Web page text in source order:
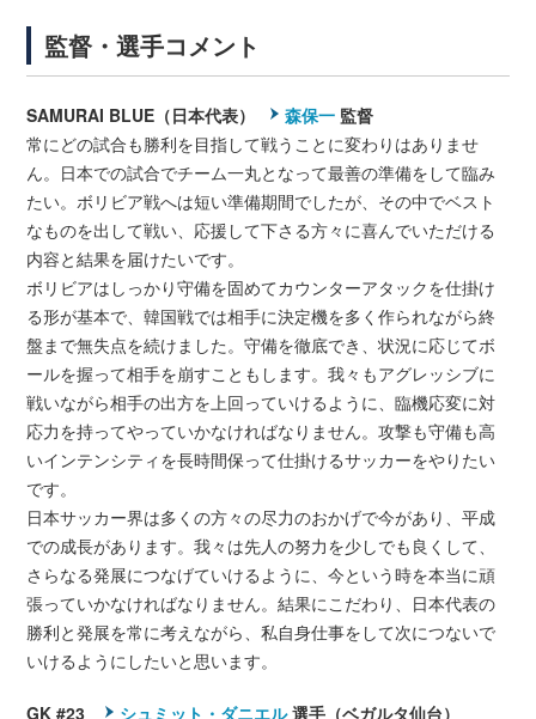
監督・選手コメント
SAMURAI BLUE（日本代表） 森保一 監督
常にどの試合も勝利を目指して戦うことに変わりはありませ
ん。日本での試合でチーム一丸となって最善の準備をして臨み
たい。ボリビア戦へは短い準備期間でしたが、その中でベスト
なものを出して戦い、応援して下さる方々に喜んでいただける
内容と結果を届けたいです。
ボリビアはしっかり守備を固めてカウンターアタックを仕掛け
る形が基本で、韓国戦では相手に決定機を多く作られながら終
盤まで無失点を続けました。守備を徹底でき、状況に応じてボ
ールを握って相手を崩すこともします。我々もアグレッシブに
戦いながら相手の出方を上回っていけるように、臨機応変に対
応力を持ってやっていかなければなりません。攻撃も守備も高
いインテンシティを長時間保って仕掛けるサッカーをやりたい
です。
日本サッカー界は多くの方々の尽力のおかげで今があり、平成
での成長があります。我々は先人の努力を少しでも良くして、
さらなる発展につなげていけるように、今という時を本当に頑
張っていかなければなりません。結果にこだわり、日本代表の
勝利と発展を常に考えながら、私自身仕事をして次につないで
いけるようにしたいと思います。
GK #23 シュミット・ダニエル選手（ベガルタ仙台）